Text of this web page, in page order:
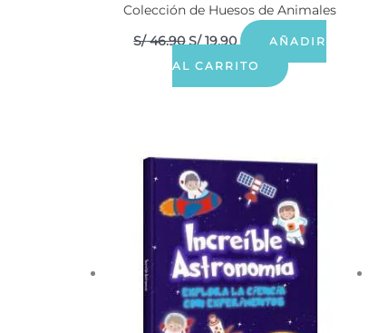
Colección de Huesos de Animales
S/46.90 S/19.90
AÑADIR
AL CARRITO